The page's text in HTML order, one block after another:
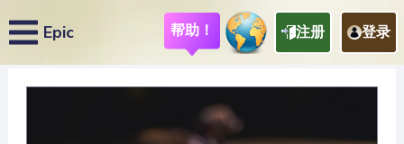
Epic 帮助！ 注册 登录